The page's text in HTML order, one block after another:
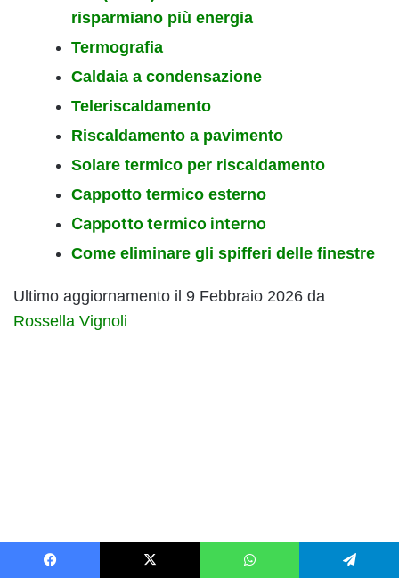
risparmiano più energia
Termografia
Caldaia a condensazione
Teleriscaldamento
Riscaldamento a pavimento
Solare termico per riscaldamento
Cappotto termico esterno
Cappotto termico interno
Come eliminare gli spifferi delle finestre
Ultimo aggiornamento il 9 Febbraio 2026 da
Rossella Vignoli